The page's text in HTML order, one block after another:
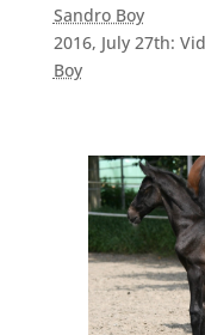
Sandro Boy
2016, July 27th:
Boy